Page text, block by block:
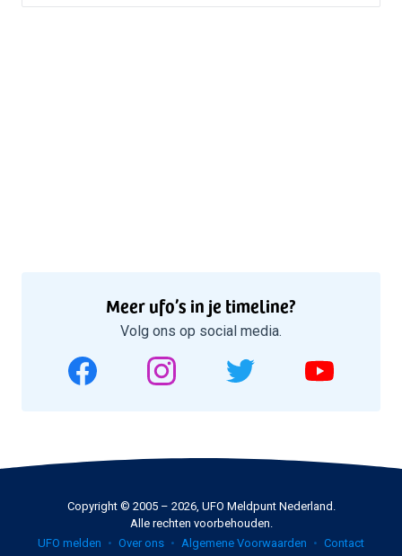
Meer ufo’s in je timeline?
Volg ons op social media.
Copyright © 2005 – 2026, UFO Meldpunt Nederland.
Alle rechten voorbehouden.
UFO melden
Over ons Algemene Voorwaarden Contact